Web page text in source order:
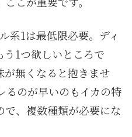
系1は最低限必要。ディ
う1つ欲しいところで
が無くなると抱きませ
るのが早いのもイカの特
、複数種類が必要にな